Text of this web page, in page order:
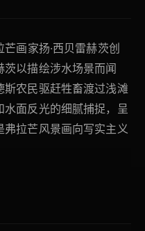
芒画家扬·西贝雷赫茨创
以描绘涉水场景而闻
农民驱赶牲畜渡过浅滩
面反光的细腻捕捉，呈
拉芒风景画向写实主义